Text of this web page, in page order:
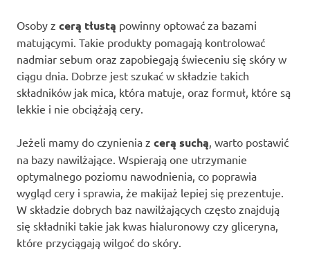
Osoby z cerą tłustą powinny optować za bazami
matującymi. Takie produkty pomagają kontrolować
nadmiar sebum oraz zapobiegają świeceniu się skóry w
ciągu dnia. Dobrze jest szukać w składzie takich
składników jak mica, która matuje, oraz formuł, które są
lekkie i nie obciążają cery.
Jeżeli mamy do czynienia z cerą suchą, warto postawić
na bazy nawilżające. Wspierają one utrzymanie
optymalnego poziomu nawodnienia, co poprawia
wygląd cery i sprawia, że makijaż lepiej się prezentuje.
W składzie dobrych baz nawilżających często znajdują
się składniki takie jak kwas hialuronowy czy gliceryna,
które przyciągają wilgoć do skóry.